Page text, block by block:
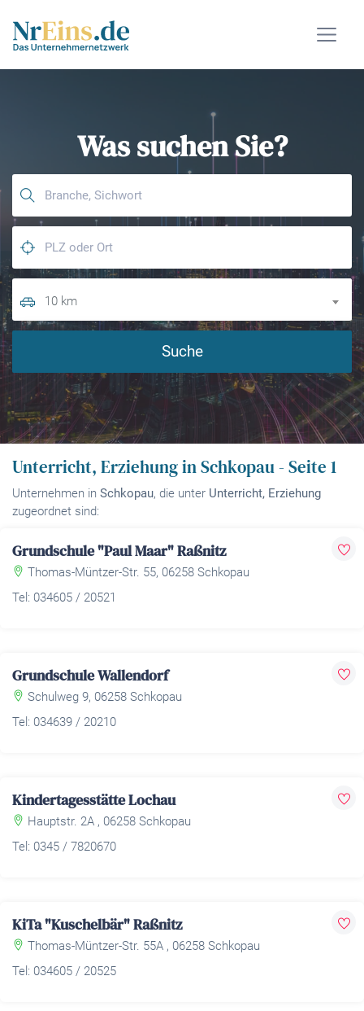
Was suchen Sie?
10 km
Suche
Unterricht, Erziehung in Schkopau - Seite 1
Unternehmen in Schkopau, die unter Unterricht, Erziehung
zugeordnet sind:
Grundschule "Paul Maar" Raßnitz
Thomas-Müntzer-Str. 55, 06258 Schkopau
Tel: 034605 / 20521
Grundschule Wallendorf
Schulweg 9, 06258 Schkopau
Tel: 034639 / 20210
Kindertagesstätte Lochau
Hauptstr. 2A , 06258 Schkopau
Tel: 0345 / 7820670
KiTa "Kuschelbär" Raßnitz
Thomas-Müntzer-Str. 55A , 06258 Schkopau
Tel: 034605 / 20525